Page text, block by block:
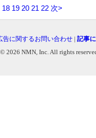
18 19 20 21 22 次>
告に関するお問い合わせ | 記事
2026 NMN, Inc. All rights